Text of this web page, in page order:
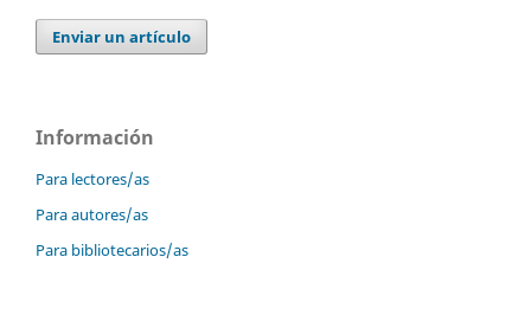
Enviar un artículo
Información
Para lectores/as
Para autores/as
Para bibliotecarios/as